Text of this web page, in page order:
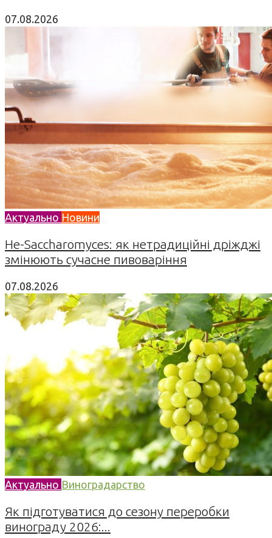
07.08.2026
Актуально Новини
Не-Saccharomyces: як нетрадиційні дріжджі
змінюють сучасне пивоваріння
07.08.2026
Актуально Виноградарство
Як підготуватися до сезону переробки
винограду 2026:...